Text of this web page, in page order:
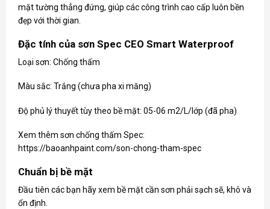
mặt tường thẳng đứng, giúp các công trình cao cấp luôn bền
đẹp với thời gian.
Đặc tính của sơn Spec CEO Smart Waterproof
Loại sơn: Chống thấm
Màu sắc: Trắng (chưa pha xi măng)
Độ phủ lý thuyết tùy theo bề mặt: 05-06 m2/L/lớp (đã pha)
Xem thêm sơn chống thấm Spec:
https://baoanhpaint.com/son-chong-tham-spec
Chuẩn bị bề mặt
Đầu tiên các bạn hãy xem bề mặt cần sơn phải sạch sẽ, khô và
ổn định.